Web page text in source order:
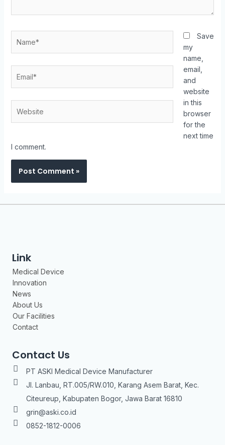
Save
my
name,
email,
and
website
in this
browser
for the
next time
I comment.
Link
Medical Device
Innovation
News
About Us
Our Facilities
Contact
Contact Us
PT ASKI Medical Device Manufacturer
Jl. Lanbau, RT.005/RW.010, Karang Asem Barat, Kec.
Citeureup, Kabupaten Bogor, Jawa Barat 16810
grin@aski.co.id
0852-1812-0006